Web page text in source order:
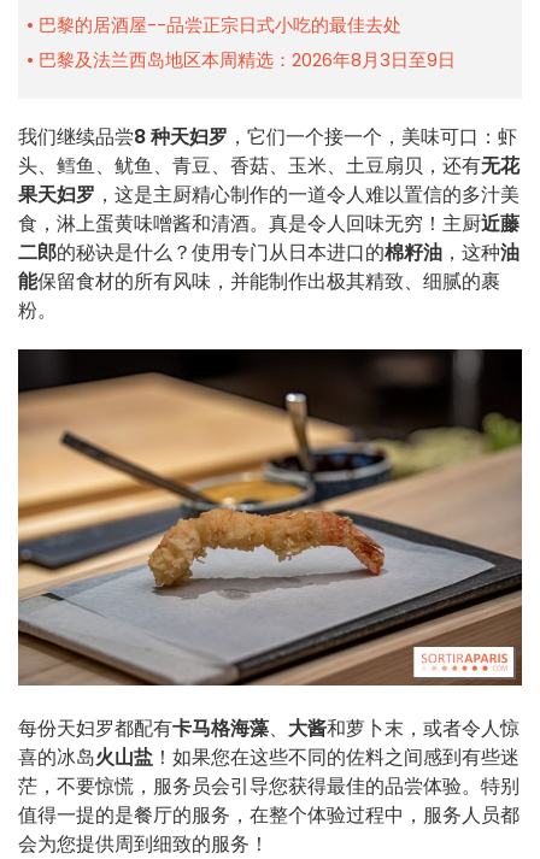
巴黎的居酒屋--品尝正宗日式小吃的最佳去处
巴黎及法兰西岛地区本周精选：2026年8月3日至9日
我们继续品尝8 种天妇罗 ，它们一个接一个，美味可口：虾
头、鳕鱼、鱿鱼、青豆、香菇、玉米、土豆扇贝，还有无花
果天妇罗 ，这是主厨精心制作的一道令人难以置信的多汁美
食，淋上蛋黄味噌酱和清酒。真是令人回味无穷！主厨近藤
二郎的秘诀是什么？使用专门从日本进口的棉籽油 ，这种油
能保留食材的所有风味，并能制作出极其精致、细腻的裹
粉。
每份天妇罗都配有卡马格海藻、 大酱和萝卜末，或者令人惊
喜的冰岛火山盐 ！如果您在这些不同的佐料之间感到有些迷
茫，不要惊慌，服务员会引导您获得最佳的品尝体验。特别
值得一提的是餐厅的服务，在整个体验过程中，服务人员都
会为您提供周到细致的服务！